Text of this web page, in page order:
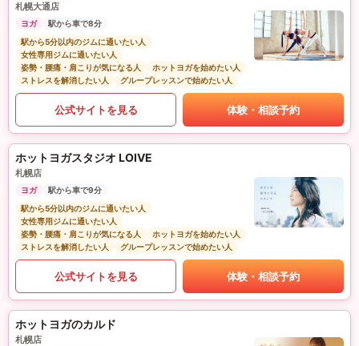
札幌大通店
ヨガ
駅から車で8分
駅から5分以内のジムに通いたい人
女性専用ジムに通いたい人
姿勢・腰痛・肩こりが気になる人
ホットヨガを始めたい人
ストレスを解消したい人
グループレッスンで始めたい人
公式サイトを見る 体験・相談予約
ホットヨガスタジオ LOIVE
札幌店
ヨガ
駅から車で9分
駅から5分以内のジムに通いたい人
女性専用ジムに通いたい人
姿勢・腰痛・肩こりが気になる人
ホットヨガを始めたい人
ストレスを解消したい人
グループレッスンで始めたい人
公式サイトを見る 体験・相談予約
ホットヨガのカルド
札幌店